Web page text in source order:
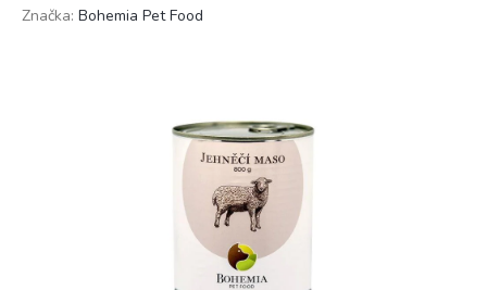
Značka: Bohemia Pet Food